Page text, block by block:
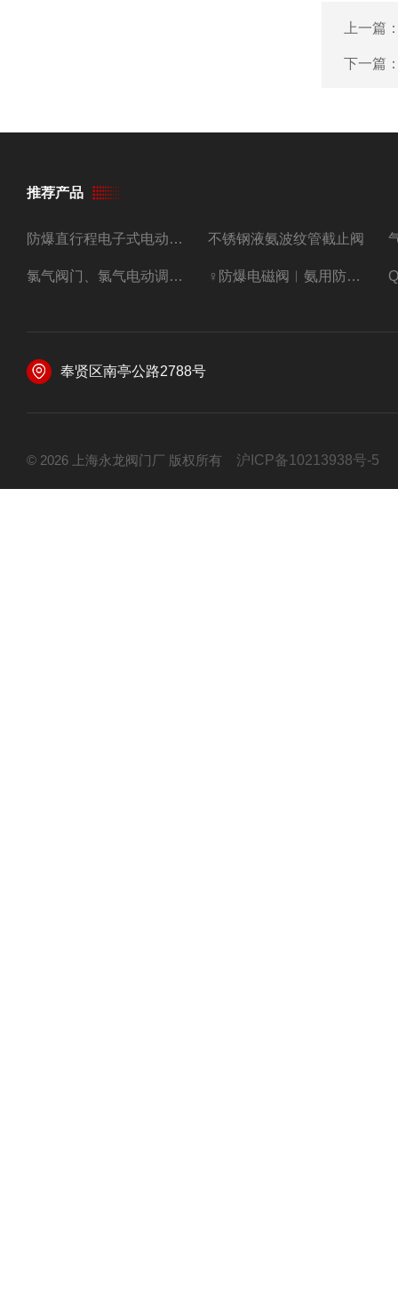
上一篇
下一篇
推荐产品
防爆直行程电子式电动调节阀 不锈钢液氨波纹管截止阀
氯气阀门、氯气电动调节阀 ♀防爆电磁阀︳氨用防爆紧急切断阀
奉贤区南亭公路2788号
© 2026 上海永龙阀门厂 版权所有 沪ICP备10213938号-5